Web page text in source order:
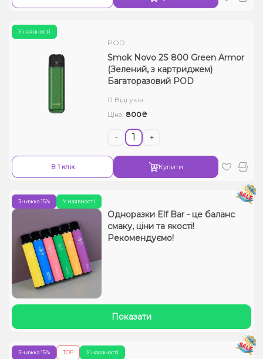
У наявності
POD
Smok Novo 2S 800 Green Armor
(Зелений, з картриджем)
Багаторазовий POD
0 Відгуків
Ціна: 800₴
- +
В 1 клік Купити
У наявності
Знижка 15%
Одноразки Elf Bar - це баланс
смаку, ціни та якості!
Рекомендуємо!
Показати
У наявності
Знижка 15% TOP